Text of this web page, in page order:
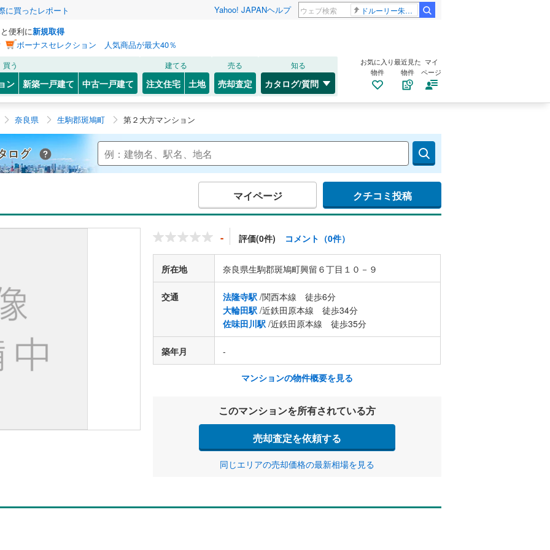
に買ったレポート Yahoo! JAPANヘルプ ドルーリー朱瑛里 木田美緒莉
便利に新規取得
ボーナスセレクション 人気商品が最大40％
買う
ン 新築一戸建て 中古一戸建て
建てる
注文住宅 土地
売る
売却査定
知る
カタログ/質問
お気に入り
物件
最近見た
物件
マイ
ページ
奈良県 生駒郡斑鳩町 第２大方マンション
Yahoo!不動産 マンションカタログ
マイページ クチコミ投稿
- 評価(0件) コメント（0件）
所在地 奈良県生駒郡斑鳩町興留６丁目１０－９
交通 法隆寺駅 /関西本線 徒歩6分
大輪田駅 /近鉄田原本線 徒歩34分
佐味田川駅 /近鉄田原本線 徒歩35分
築年月 -
マンションの物件概要を見る
このマンションを所有されている方
売却査定を依頼する
同じエリアの売却価格の最新相場を見る